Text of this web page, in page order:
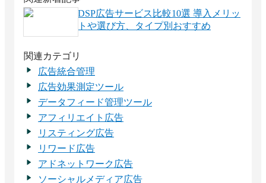
DSP広告サービス比較10選 導入メリッ
トや選び方、タイプ別おすすめ
関連カテゴリ
広告統合管理
広告効果測定ツール
データフィード管理ツール
アフィリエイト広告
リスティング広告
リワード広告
アドネットワーク広告
ソーシャルメディア広告